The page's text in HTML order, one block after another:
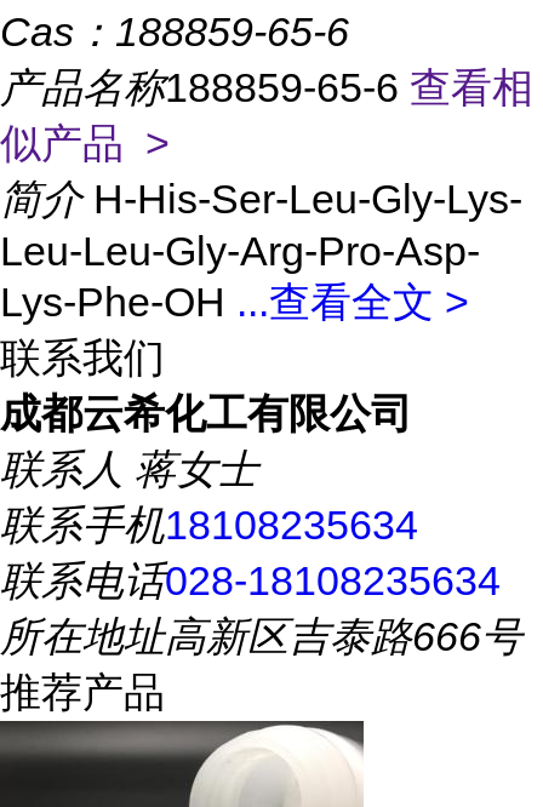
Cas： 188859-65-6
产品名称188859-65-6 查看相
似产品 >
简介 H-His-Ser-Leu-Gly-Lys-
Leu-Leu-Gly-Arg-Pro-Asp-
Lys-Phe-OH ...查看全文 >
联系我们
成都云希化工有限公司
联系人 蒋女士
联系手机18108235634
联系电话028-18108235634
所在地址高新区吉泰路666号
推荐产品